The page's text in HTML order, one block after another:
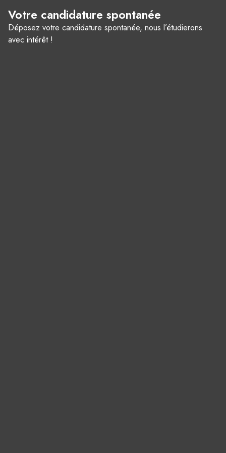
Votre candidature spontanée
Déposez votre candidature spontanée, nous l’étudierons
avec intérêt !